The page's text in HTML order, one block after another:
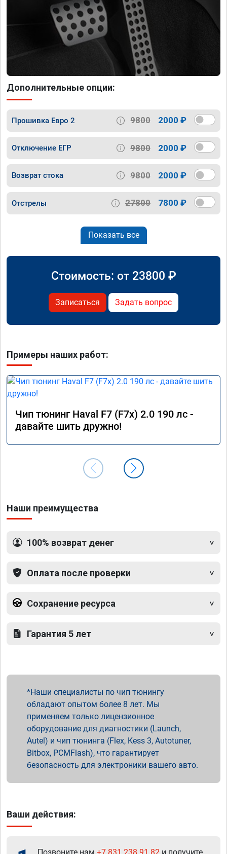
Дополнительные опции:
Прошивка Евро 2 9800 2000 ₽
Отключение ЕГР 9800 2000 ₽
Возврат стока 9800 2000 ₽
Отстрелы 27800 7800 ₽
Показать все
Стоимость: от 23800 ₽
Записаться Задать вопрос
Примеры наших работ:
Чип тюнинг Haval F7 (F7x) 2.0 190 лс -
давайте шить дружно!
Наши преимущества
100% возврат денег
Оплата после проверки
Сохранение ресурса
Гарантия 5 лет
Наши специалисты по чип тюнингу
обладают опытом более 8 лет. Мы
применяем только лицензионное
оборудование для диагностики (Launch,
Autel) и чип тюнинга (Flex, Kess 3, Autotuner,
Bitbox, PCMFlash), что гарантирует
безопасность для электроники вашего авто.
Ваши действия: